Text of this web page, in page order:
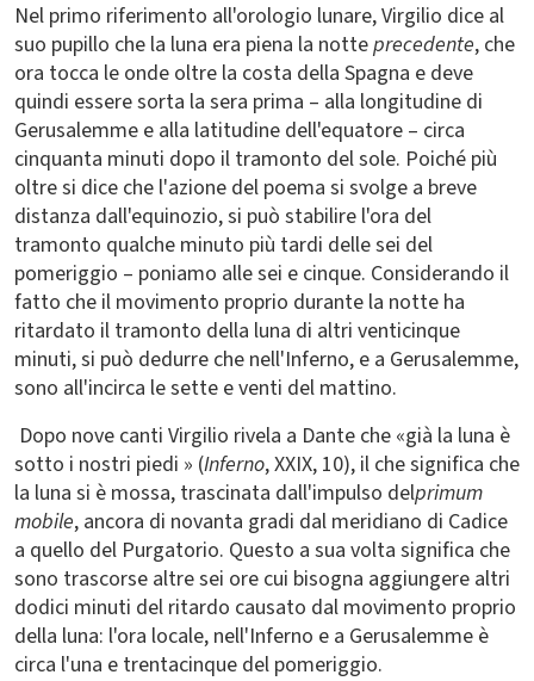
Nel primo riferimento all'orologio lunare, Virgilio dice al
suo pupillo che la luna era piena la notteprecedente, che
ora tocca le onde oltre la costa della Spagna e deve
quindi essere sorta la sera prima – alla longitudine di
Gerusalemme e alla latitudine dell'equatore – circa
cinquanta minuti dopo il tramonto del sole. Poiché più
oltre si dice che l'azione del poema si svolge a breve
distanza dall'equinozio, si può stabilire l'ora del
tramonto qualche minuto più tardi delle sei del
pomeriggio – poniamo alle sei e cinque. Considerando il
fatto che il movimento proprio durante la notte ha
ritardato il tramonto della luna di altri venticinque
minuti, si può dedurre che nell'Inferno, e a Gerusalemme,
sono all'incirca le sette e venti del mattino.
Dopo nove canti Virgilio rivela a Dante che «già la luna è
sotto i nostri piedi » (Inferno, XXIX, 10), il che significa che
la luna si è mossa, trascinata dall'impulso delprimum
mobile, ancora di novanta gradi dal meridiano di Cadice
a quello del Purgatorio. Questo a sua volta significa che
sono trascorse altre sei ore cui bisogna aggiungere altri
dodici minuti del ritardo causato dal movimento proprio
della luna: l'ora locale, nell'Inferno e a Gerusalemme è
circa l'una e trentacinque del pomeriggio.